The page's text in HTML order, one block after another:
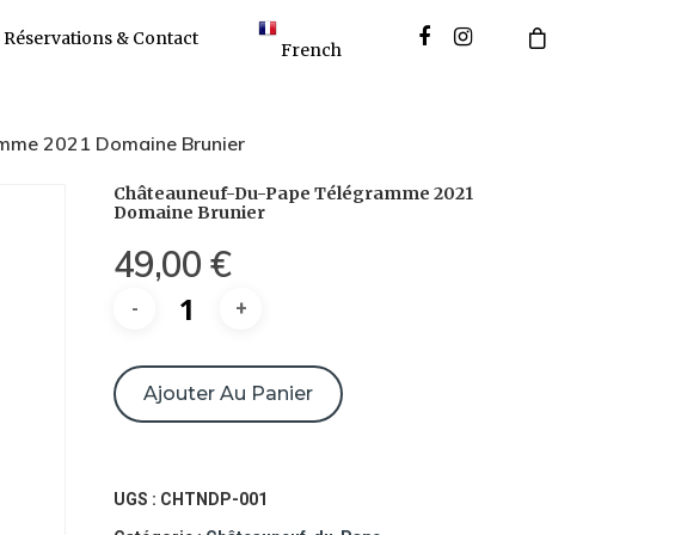
Réservations & Contact
French
2021 Domaine Brunier
Châteauneuf-Du-Pape Télégramme 2021
Domaine Brunier
49,00€
de
Châteauneuf-
Pape
Ajouter Au Panier
UGS : CHTNDP-001